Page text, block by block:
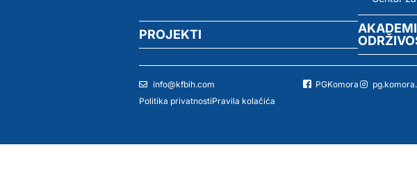
PROJEKTI
info@kfbih.com PGKomora
Politika privatnostiPravila kolačića